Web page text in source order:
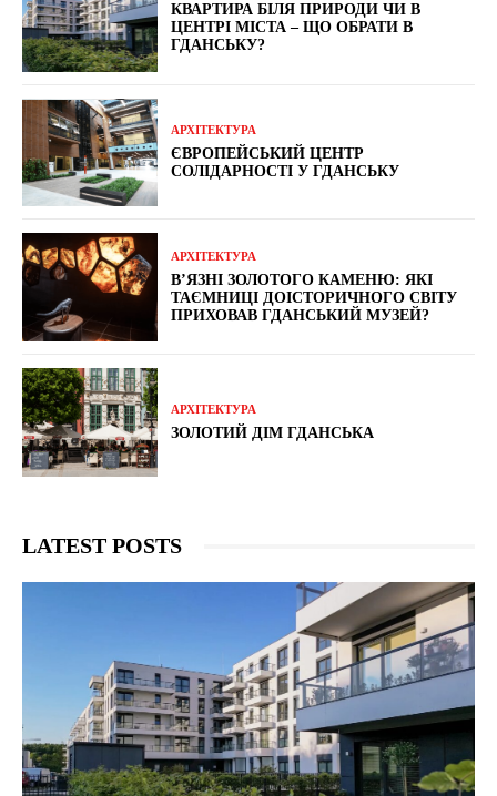
КВАРТИРА БІЛЯ ПРИРОДИ ЧИ В
ЦЕНТРІ МІСТА – ЩО ОБРАТИ В
ГДАНСЬКУ?
АРХІТЕКТУРА
ЄВРОПЕЙСЬКИЙ ЦЕНТР
СОЛІДАРНОСТІ У ГДАНСЬКУ
АРХІТЕКТУРА
В’ЯЗНІ ЗОЛОТОГО КАМЕНЮ: ЯКІ
ТАЄМНИЦІ ДОІСТОРИЧНОГО СВІТУ
ПРИХОВАВ ГДАНСЬКИЙ МУЗЕЙ?
АРХІТЕКТУРА
ЗОЛОТИЙ ДІМ ГДАНСЬКА
LATEST POSTS